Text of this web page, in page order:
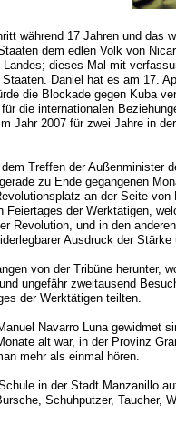
während 17 Jahren und das
dem edlen Volk von
dieses Mal mit
Daniel hat es am 17.
die Blockade gegen Kuba
die internationalen
Jahr 2007 für zwei Jahre in
Treffen der Außenminister
zu Ende gegangenen
an der Seite
Feiertages der Werktätigen,
Revolution, und in den
Ausdruck der
von der Tribüne herunter,
ungefähr zweitausend
der Werktätigen teilten.
Navarro Luna gewidmet
alt war, in der Provinz
mehr als einmal hören.
in der Stadt Manzanillo
Schuhputzer, Taucher,